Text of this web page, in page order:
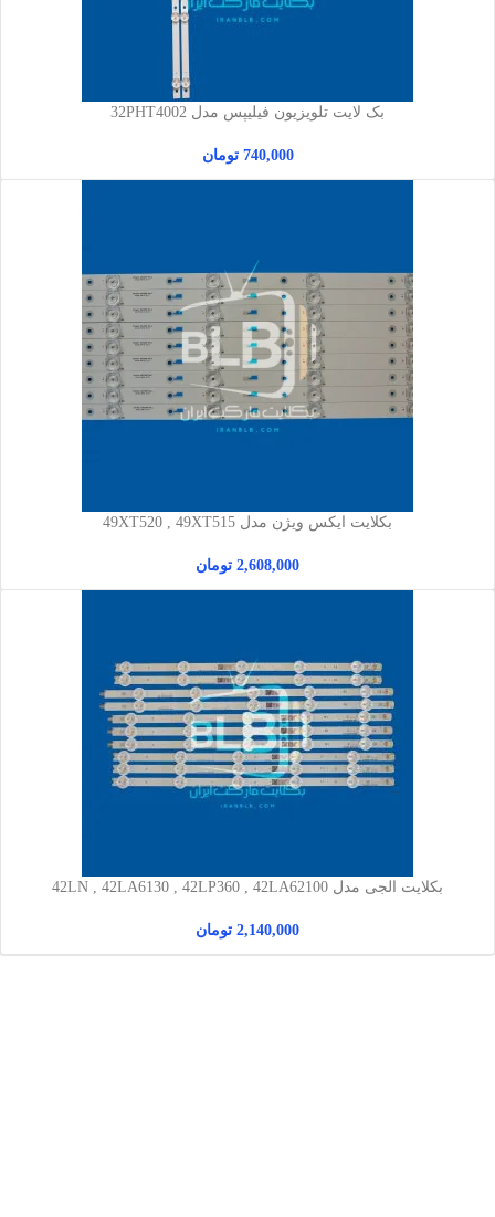
بک لایت تلویزیون فیلیپس مدل 32PHT4002
740,000 تومان
بکلایت ایکس ویژن مدل 49XT520 , 49XT515
2,608,000 تومان
بکلایت الجی مدل 42LN , 42LA6130 , 42LP360 , 42LA62100
2,140,000 تومان